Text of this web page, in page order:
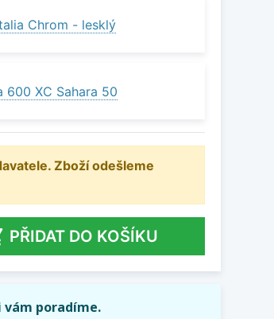
Chrom - lesklý
600 XC Sahara 50
Zboží odešleme
PŘIDAT DO KOŠÍKU
vám poradíme.